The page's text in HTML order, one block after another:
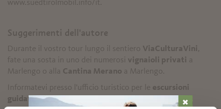
www.suedtirolmobil.info/it.
Suggerimenti dell'autore
Durante il vostro tour lungo il sentiero ViaCulturaVini
fate una sosta in uno dei numerosi vignaioli privati a
Marlengo o alla Cantina Merano a Marlengo.
Informatevi presso l'ufficio turistico per le escursioni
guidatilungo il sentiero ViaCulturaVini. ✖